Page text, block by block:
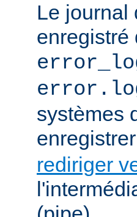
Le journal
enregistré
systèmes
rediriger